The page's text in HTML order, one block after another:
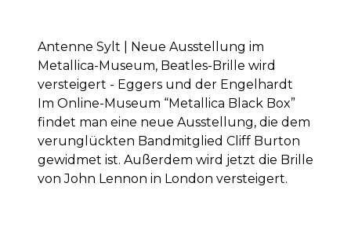
Antenne Sylt | Neue Ausstellung im
Metallica-Museum, Beatles-Brille wird
versteigert - Eggers und der Engelhardt
Im Online-Museum “Metallica Black Box”
findet man eine neue Ausstellung, die dem
verunglückten Bandmitglied Cliff Burton
gewidmet ist. Außerdem wird jetzt die Brille
von John Lennon in London versteigert.